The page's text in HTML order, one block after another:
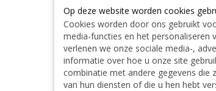
24
J-
J
J-
J-
Op deze website worden cookies
Cookies worden door ons gebruikt
media-functies en het personaliseren
verlenen we onze sociale media-,
informatie over hoe u onze site
combinatie met andere gegevens die
van hun diensten of die u hen hebt